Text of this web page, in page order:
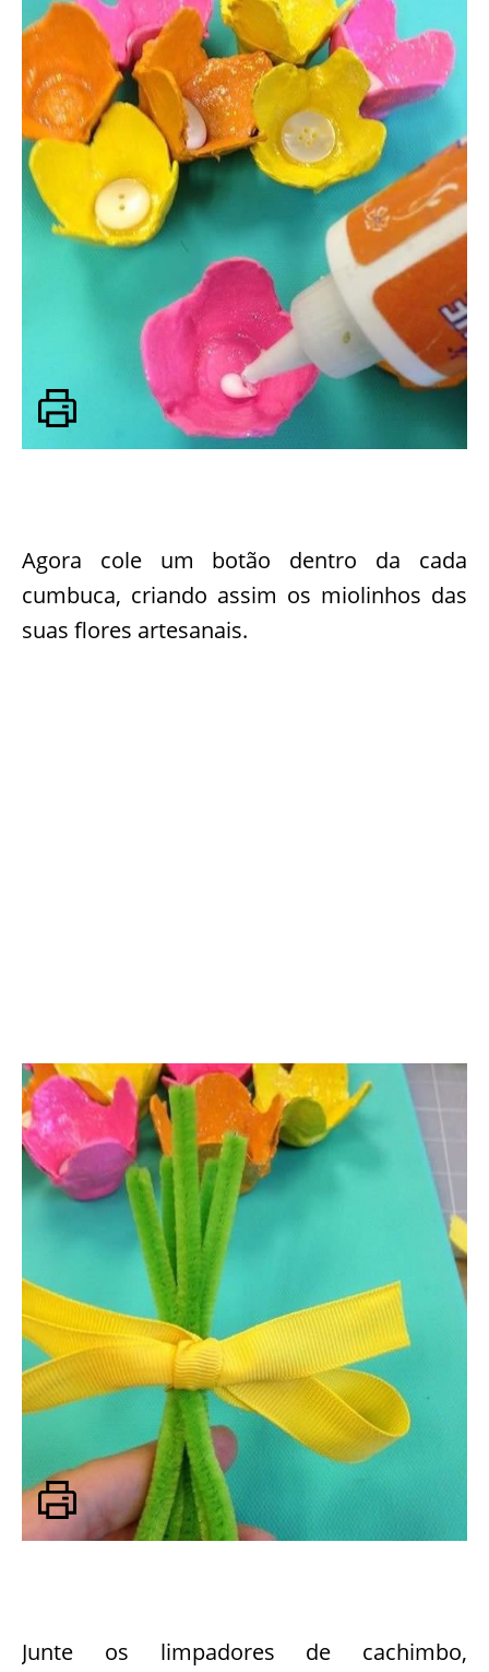
Agora cole um botão dentro da cada
cumbuca, criando assim os miolinhos das
suas flores artesanais.
Junte os limpadores de cachimbo,